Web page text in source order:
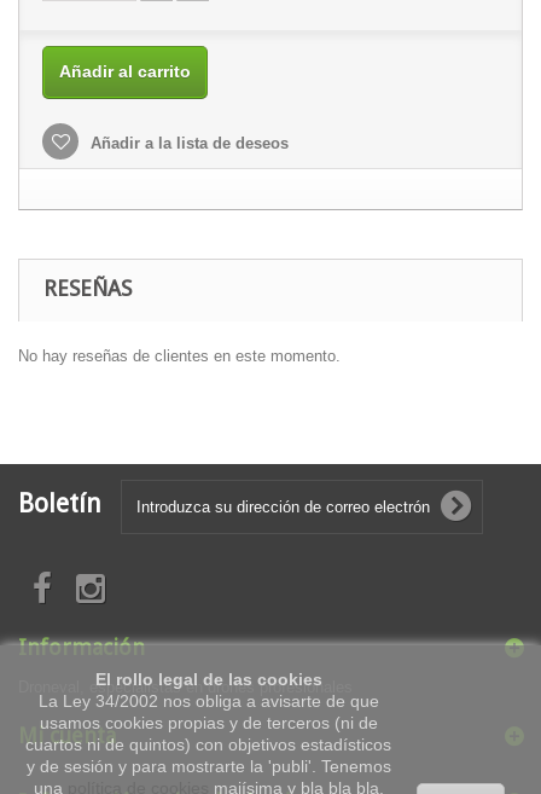
Añadir al carrito
Añadir a la lista de deseos
RESEÑAS
No hay reseñas de clientes en este momento.
Boletín
Información
Droneval, especialistas en drones profesionales
Mi cuenta
El rollo legal de las cookies
La Ley 34/2002 nos obliga a avisarte de que
usamos cookies propias y de terceros (ni de
cuartos ni de quintos) con objetivos estadísticos
y de sesión y para mostrarte la 'publi'. Tenemos
una
política de cookies majísima y bla bla bla.